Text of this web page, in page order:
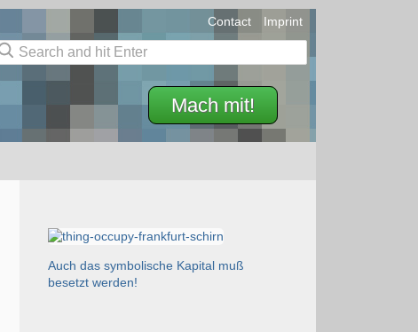
Mach mit!
Contact Imprint
Auch das symbolische Kapital muß
besetzt werden!